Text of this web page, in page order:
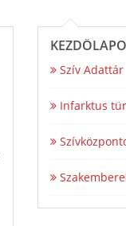
Szív Adattár
Infarktus